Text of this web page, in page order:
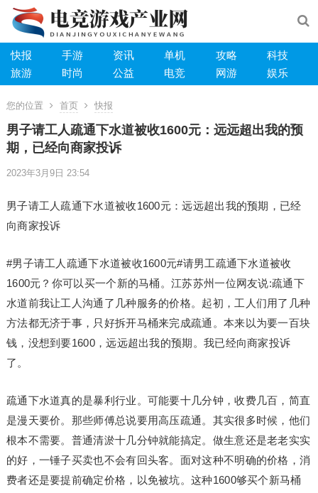
快报 手游 资讯 单机 攻略
科技
旅游
时尚 公益 电竞 网游 娱乐
您的位置 首页 快报
男子请工人疏通下水道被收1600元：远远超出我的预
期，已经向商家投诉
2023年3月9日 23:54
男子请工人疏通下水道被收1600元：远远超出我的预期，已经
向商家投诉
#男子请工人疏通下水道被收1600元#请男工疏通下水道被收
1600元？你可以买一个新的马桶。江苏苏州一位网友说:疏通下
水道前我让工人沟通了几种服务的价格。起初，工人们用了几种
方法都无济于事，只好拆开马桶来完成疏通。本来以为要一百块
钱，没想到要1600，远远超出我的预期。我已经向商家投诉
了。
疏通下水道真的是暴利行业。可能要十几分钟，收费几百，简直
是漫天要价。那些师傅总说要用高压疏通。其实很多时候，他们
根本不需要。普通清淤十几分钟就能搞定。做生意还是老老实实
的好，一锤子买卖也不会有回头客。面对这种不明确的价格，消
费者还是要提前确定价格，以免被坑。这种1600够买个新马桶